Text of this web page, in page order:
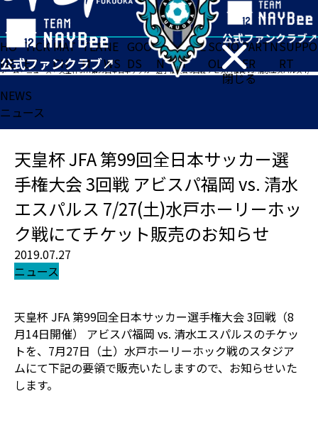
閉じる
HO
ME
TICK
ET
MAT
CH
TEA
M
NE
WS
GOO
DS
FA
N
ACADE
MY
SCHO
OL
PARTN
ER
SUPPO
RT
ホーム>ニュース>天皇杯 JFA 第99回全日本サッカー選手権大会 3回戦 アビスパ福岡 vs. 清水エスパルス 7/27(土)水戸ホーリーホック戦にてチケット販売のお知らせ
NEWS
ニュース
天皇杯 JFA 第99回全日本サッカー選
手権大会 3回戦 アビスパ福岡 vs. 清水
エスパルス 7/27(土)水戸ホーリーホッ
ク戦にてチケット販売のお知らせ
2019.07.27
ニュース
天皇杯 JFA 第99回全日本サッカー選手権大会 3回戦（8
月14日開催） アビスパ福岡 vs. 清水エスパルスのチケッ
トを、7月27日（土）水戸ホーリーホック戦のスタジア
ムにて下記の要領で販売いたしますので、お知らせいた
します。